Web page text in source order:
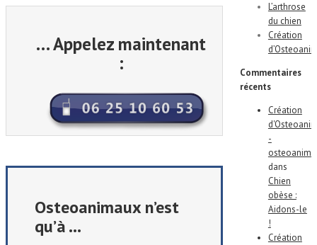
… Appelez maintenant
:
Osteoanimauxn’est
qu’à …
L’arthrose
du chien
Création
Commentaires
récents
Création
-
dans
Chien
obèse :
Aidons-le
!
Création